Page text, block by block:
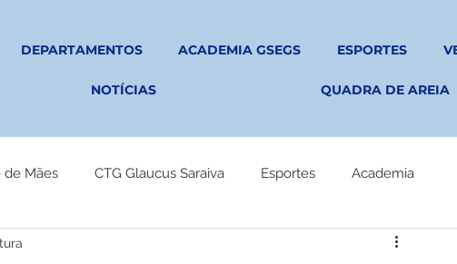
DEPARTAMENTOS ACADEMIA GSEGS ESPORTES
NOTÍCIAS QUADRA DE AREIA
de Mães CTG Glaucus Saraiva Esportes Academia